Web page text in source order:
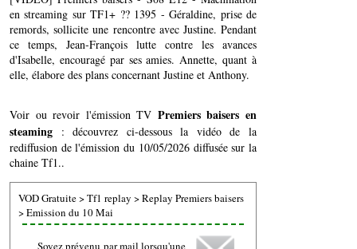
en streaming sur TF1+ ?? 1395 - Géraldine, prise de
remords, sollicite une rencontre avec Justine. Pendant
ce temps, Jean-François lutte contre les avances
d'Isabelle, encouragé par ses amies. Annette, quant à
elle, élabore des plans concernant Justine et Anthony.
Voir ou revoir l'émission TV Premiers baisers en
steaming : découvrez ci-dessous la vidéo de la
rediffusion de l'émission du 10/05/2026 diffusée sur la
chaine Tf1..
VOD Gratuite>Tf1 replay >Replay Premiers baisers
>Emission du 10 Mai
Soyez prévenu par mail lorsqu'une